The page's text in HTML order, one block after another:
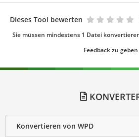
Dieses Tool bewerten
Sie müssen mindestens 1 Datei
Feedback zu geben
Konvertieren von WPD